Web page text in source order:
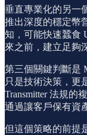
垂直專業化的另一
推出深度的穩定幣
知，可能快速蠶食
來之前，建立足夠
第三個關鍵判斷是
只是技術決策，更
Transmitter 法規的
通過讓客戶保有資
但這個策略的前提